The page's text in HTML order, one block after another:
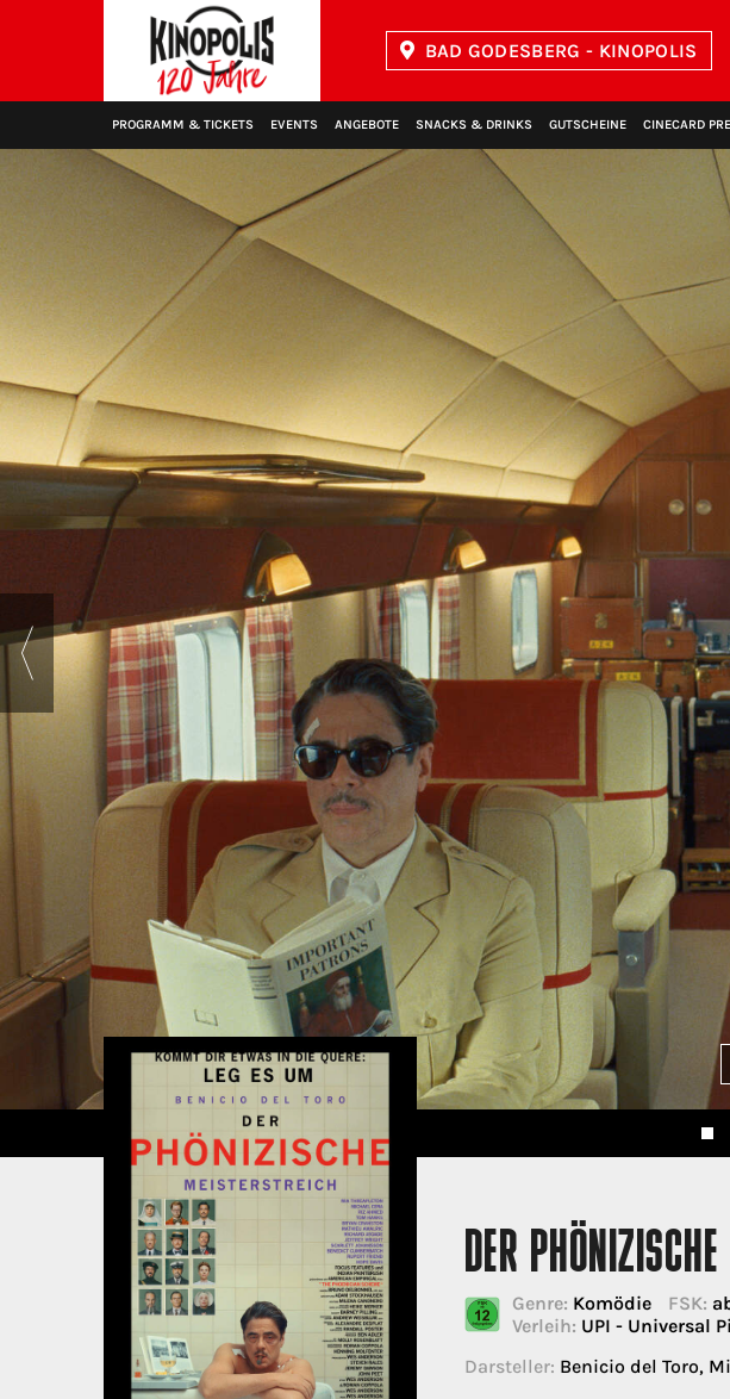
BAD GODESBERG - KINOPOLIS
PROGRAMM & TICKETS EVENTS ANGEBOTE SNACKS & DRINKS GUTSCHEINE CINECARD
DER
Genre: Komödie FSK:
Verleih: UPI - Universal
Darsteller: Benicio del Toro,